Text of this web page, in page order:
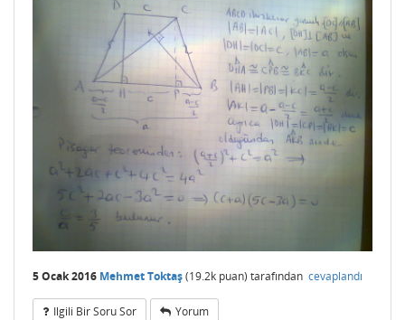
5 Ocak 2016 Mehmet Toktaş(19.2k puan) tarafından cevaplandı
Ilgili Bir Soru Sor Yorum